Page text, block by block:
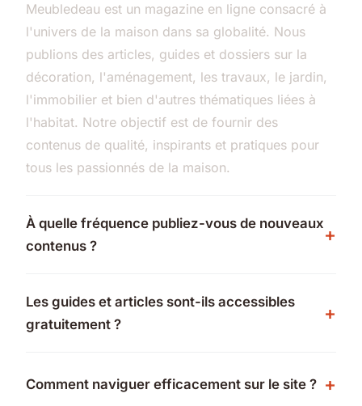
Meubledeau est un magazine en ligne consacré à
l'univers de la maison dans sa globalité. Nous
publions des articles, guides et dossiers sur la
décoration, l'aménagement, les travaux, le jardin,
l'immobilier et bien d'autres thématiques liées à
l'habitat. Notre objectif est de fournir des
contenus de qualité, inspirants et pratiques pour
tous les passionnés de la maison.
À quelle fréquence publiez-vous de nouveaux
contenus ?
Les guides et articles sont-ils accessibles
gratuitement ?
Comment naviguer efficacement sur le site ?